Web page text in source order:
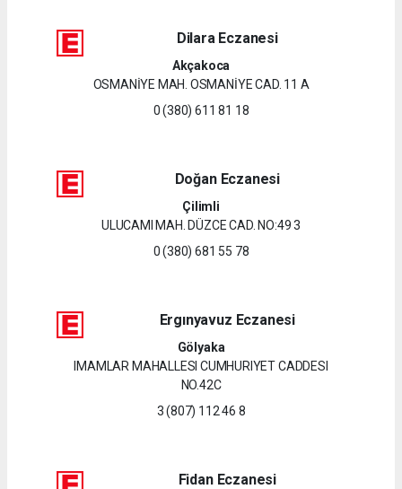
Dilara Eczanesi
Akçakoca
OSMANİYE MAH. OSMANİYE CAD. 11 A
0 (380) 611 81 18
Doğan Eczanesi
Çilimli
ULUCAMI MAH. DÜZCE CAD. NO:49 3
0 (380) 681 55 78
Ergınyavuz Eczanesi
Gölyaka
IMAMLAR MAHALLESI CUMHURIYET CADDESI
NO.42C
3 (807) 112 46 8
Fidan Eczanesi